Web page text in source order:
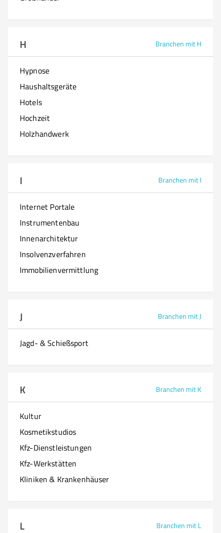
H Branchen mit H
Hypnose
Haushaltsgeräte
Hotels
Hochzeit
Holzhandwerk
I Branchen mit I
Internet Portale
Instrumentenbau
Innenarchitektur
Insolvenzverfahren
Immobilienvermittlung
J Branchen mit J
Jagd- & Schießsport
K Branchen mit K
Kultur
Kosmetikstudios
Kfz-Dienstleistungen
Kfz-Werkstätten
Kliniken & Krankenhäuser
L Branchen mit L